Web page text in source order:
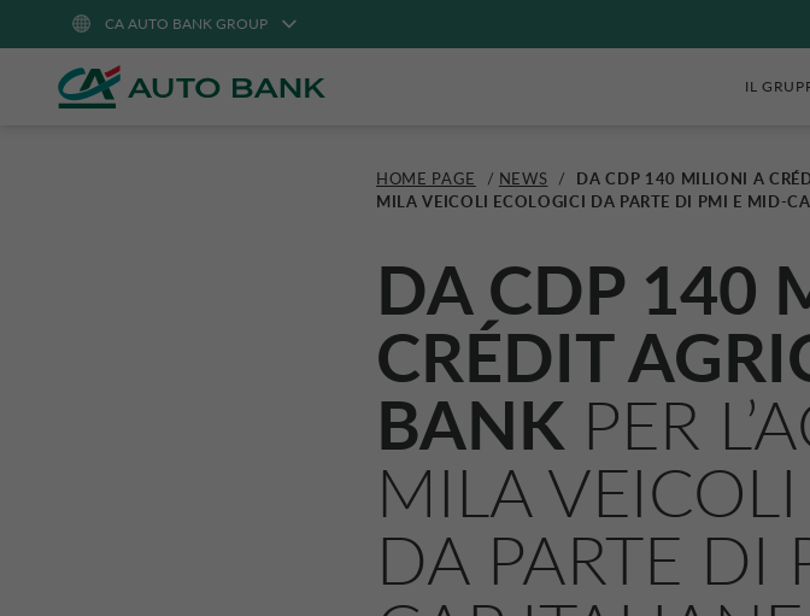
CA AUTO BANK GROUP
IL
HOME PAGE / NEWS /
DA CDP 140 MILIONI A
MILA VEICOLI ECOLOGICI DA PARTE DI PMI E MID-
DA CDP 140
CRÉDIT
BANK PER
MILA
DA PARTE DI